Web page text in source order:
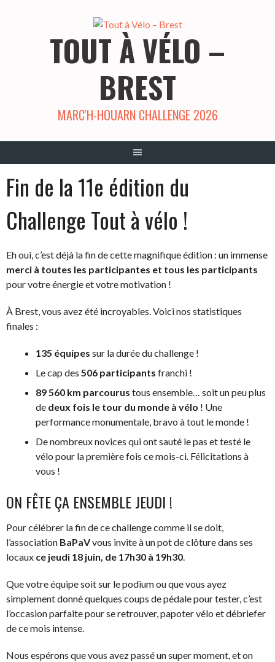
TOUT À VÉLO –
BREST
MARC'H-HOUARN CHALLENGE 2026
Fin de la 11e édition du
Challenge Tout à vélo !
Eh oui, c’est déjà la fin de cette magnifique édition : un immense
merci à toutes les participantes et tous les participants
pour votre énergie et votre motivation !
À Brest, vous avez été incroyables. Voici nos statistiques
finales :
135 équipes sur la durée du challenge !
Le cap des 506 participants franchi !
89 560 km parcourus tous ensemble… soit un peu plus
de deux fois le tour du monde à vélo ! Une
performance monumentale, bravo à tout le monde !
De nombreux novices qui ont sauté le pas et testé le
vélo pour la première fois ce mois-ci. Félicitations à
vous !
ON FÊTE ÇA ENSEMBLE JEUDI !
Pour célébrer la fin de ce challenge comme il se doit,
l’association BaPaVvous invite à un pot de clôture dans ses
locaux ce jeudi 18 juin, de 17h30 à 19h30.
Que votre équipe soit sur le podium ou que vous ayez
simplement donné quelques coups de pédale pour tester, c’est
l’occasion parfaite pour se retrouver, papoter vélo et débriefer
de ce mois intense.
Nous espérons que vous avez passé un super moment, et on